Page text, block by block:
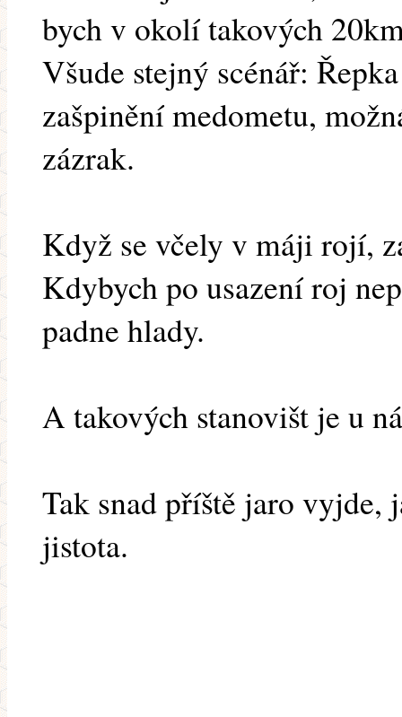
bych v okolí takových
Všude stejný scénář:
zašpinění medometu,
zázrak.
Když se včely v máji rojí,
Kdybych po usazení roj
padne hlady.
A takových stanovišt je u
Tak snad příště jaro vyjde,
jistota.